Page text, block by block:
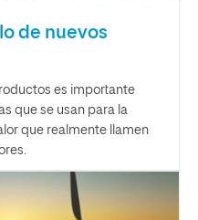
de nuevos
es importante
que se usan para la
que realmente llamen